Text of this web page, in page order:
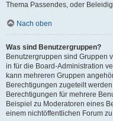
Thema Passendes, oder
Nach oben
Was sind Benutzergruppen?
Benutzergruppen sind Gruppen
in für die Board-Administration
kann mehreren Gruppen
Berechtigungen zugeteilt
Berechtigungen für mehrere
Beispiel zu Moderatoren eines
einem nichtöffentlichen Forum